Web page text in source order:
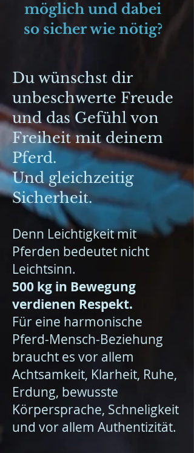
möglich und dabei
so sicher wie nötig?
Du wünschst dir
unbeschwerte Freude
und das Gefühl von
Freiheit mit deinem
Pferd.
Und gleichzeitig
Sicherheit.
Denn Leichtigkeit mit
Pferden bedeutet nicht
Leichtsinn.
500 kg in Bewegung
verdienen Respekt.
Für eine harmonische
Pferd-Mensch-Beziehung
braucht es vor allem
Achtsamkeit, Klarheit, Ruhe,
Erdung, bewusste
Körpersprache, Schneligkeit
und vor allem Authentizität.